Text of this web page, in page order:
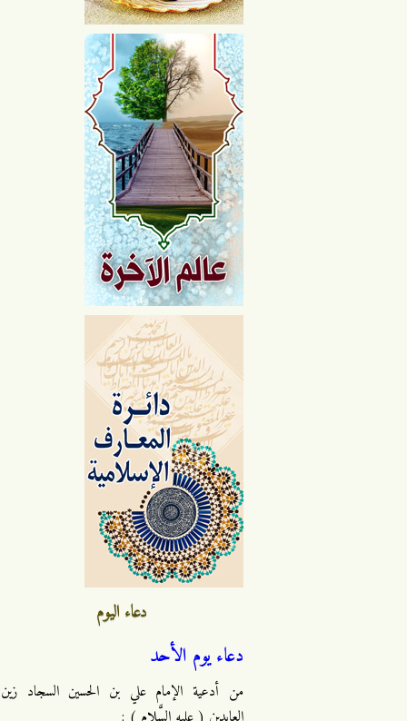
دعاء اليوم
دعاء يوم الأحد
من أدعية الإمام علي بن الحسين السجاد زين